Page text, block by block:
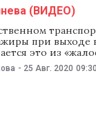
(ВИДЕО)
при
это из
в тех же
что
- 25 Авг. 2020 09:30